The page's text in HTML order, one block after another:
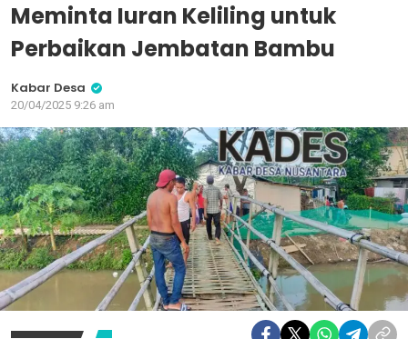
Meminta Iuran Keliling untuk
Perbaikan Jembatan Bambu
Kabar Desa
20/04/2025 9:26 am